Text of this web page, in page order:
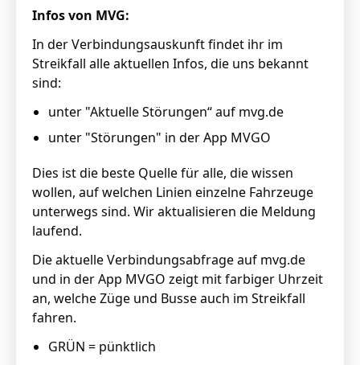
Infos von MVG:
In der Verbindungsauskunft findet ihr im
Streikfall alle aktuellen Infos, die uns bekannt
sind:
unter "Aktuelle Störungen“ auf mvg.de
unter "Störungen" in derApp MVGO
Dies ist die beste Quelle für alle, die wissen
wollen, auf welchen Linien einzelne Fahrzeuge
unterwegs sind. Wir aktualisieren die Meldung
laufend.
Die aktuelleVerbindungsabfrageauf mvg.de
und in derApp MVGO zeigt mit farbiger Uhrzeit
an, welche Züge und Busse auch im Streikfall
fahren.
GRÜN = pünktlich